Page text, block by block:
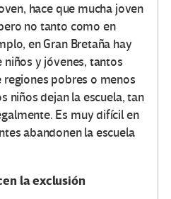
hace que mucha joven
no tanto como en
en Gran Bretaña hay
y jóvenes, tantos
regiones pobres o menos
niños dejan la escuela, tan
Es muy difícil en
abandonen la escuela
la exclusión